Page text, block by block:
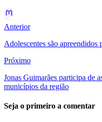
Anterior
Adolescentes são apreendidos
Próximo
Jonas Guimarães participa de
municípios da região
Seja o primeiro a comentar